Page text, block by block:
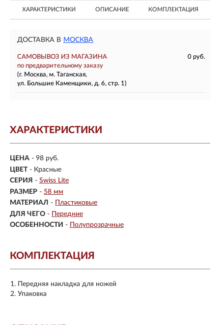
ХАРАКТЕРИСТИКИ ОПИСАНИЕ КОМПЛЕКТАЦИЯ
ДОСТАВКА В МОСКВА
САМОВЫВОЗ ИЗ МАГАЗИНА
0 руб.
по предварительному заказу
(г. Москва, м. Таганская,
ул. Большие Каменщики, д. 6, стр. 1)
ХАРАКТЕРИСТИКИ
ЦЕНА - 98 руб.
ЦВЕТ - Красные
СЕРИЯ - Swiss Lite
РАЗМЕР - 58 мм
МАТЕРИАЛ - Пластиковые
ДЛЯ ЧЕГО - Передние
ОСОБЕННОСТИ - Полупрозрачные
КОМПЛЕКТАЦИЯ
Передняя накладка для ножей
Упаковка